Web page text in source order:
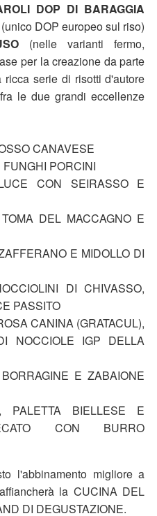
DOP DI BARAGGIA
(unico DOP europeo sul riso)
(nelle varianti fermo,
per la creazione da parte
serie di risotti d'autore
le due grandi eccellenze
CANAVESE
PORCINI
CON SEIRASSO E
DEL MACCAGNO E
E MIDOLLO DI
DI CHIVASSO,
PASSITO
CANINA (GRATACUL),
NOCCIOLE IGP DELLA
E ZABAIONE
PALETTA BIELLESE E
CON BURRO
l'abbinamento migliore a
la CUCINA DEL
DI DEGUSTAZIONE.